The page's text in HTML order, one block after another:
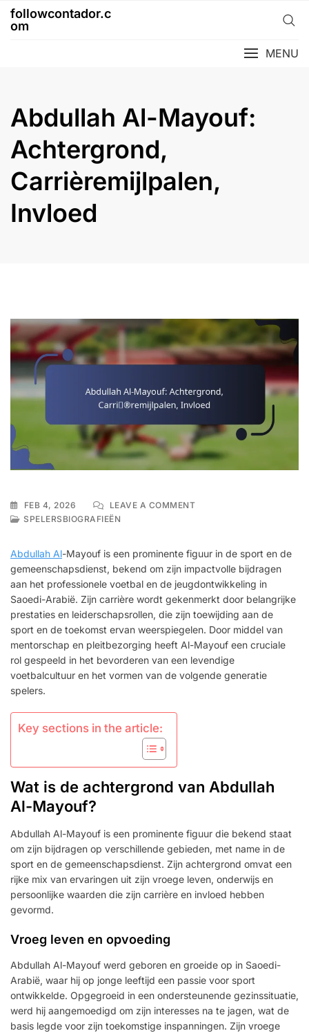
Skipfollowcontador.c
om
MENU
Abdullah Al-Mayouf:
Achtergrond,
Carrièremijlpalen,
Invloed
FEB 4, 2026 LEAVE A COMMENTON
ACHTERGROND,
CARRIÈREMIJLPALEN,
INVLOED
SPELERSBIOGRAFIEËN
Abdullah Al-Mayouf is een prominente figuur in de sport en de
gemeenschapsdienst, bekend om zijn impactvolle bijdragen
aan het professionele voetbal en de jeugdontwikkeling in
Saoedi-Arabië. Zijn carrière wordt gekenmerkt door belangrijke
prestaties en leiderschapsrollen, die zijn toewijding aan de
sport en de toekomst ervan weerspiegelen. Door middel van
mentorschap en pleitbezorging heeft Al-Mayouf een cruciale
rol gespeeld in het bevorderen van een levendige
voetbalcultuur en het vormen van de volgende generatie
spelers.
Key sections in the article:
Wat is de achtergrond van Abdullah
Al-Mayouf?
Abdullah Al-Mayouf is een prominente figuur die bekend staat
om zijn bijdragen op verschillende gebieden, met name in de
sport en de gemeenschapsdienst. Zijn achtergrond omvat een
rijke mix van ervaringen uit zijn vroege leven, onderwijs en
persoonlijke waarden die zijn carrière en invloed hebben
gevormd.
Vroeg leven en opvoeding
Abdullah Al-Mayouf werd geboren en groeide op in Saoedi-
Arabië, waar hij op jonge leeftijd een passie voor sport
ontwikkelde. Opgegroeid in een ondersteunende gezinssituatie,
werd hij aangemoedigd om zijn interesses na te jagen, wat de
basis legde voor zijn toekomstige inspanningen. Zijn vroege